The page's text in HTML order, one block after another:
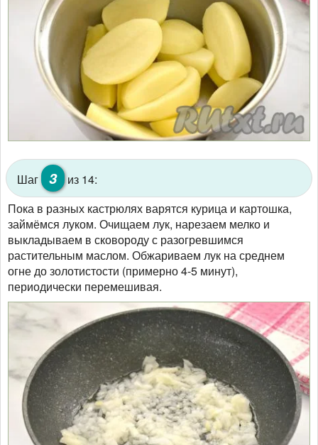
Шаг 3
из 14:
Пока в разных кастрюлях варятся курица и картошка,
займёмся луком. Очищаем лук, нарезаем мелко и
выкладываем в сковороду с разогревшимся
растительным маслом. Обжариваем лук на среднем
огне до золотистости (примерно 4-5 минут),
периодически перемешивая.